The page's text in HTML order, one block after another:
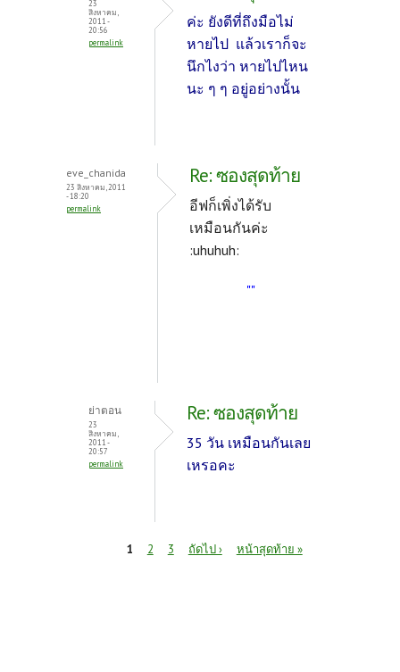
23
สิงหาคม,
2011 -
20:56
permalink
ค่ะ ยังดีที่ถึงมือไม่
หายไป แล้วเราก็จะ
นึกไงว่า หายไปไหน
นะ ๆ ๆ อยู่อย่างนั้น
eve_chanida
23 สิงหาคม, 2011
- 18:20
permalink
Re: ซองสุดท้าย
อีฟก็เพิ่งได้รับ
เหมือนกันค่ะ
:uhuhuh:
""
ย่าตอน
23
สิงหาคม,
2011 -
20:57
permalink
Re: ซองสุดท้าย
35 วัน เหมือนกันเลย
เหรอคะ
1 2 3 ถัดไป › หน้าสุดท้าย »